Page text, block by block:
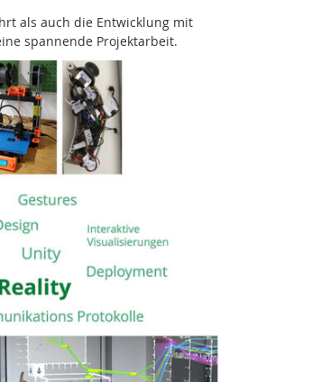
als auch die Entwicklung mit
spannende Projektarbeit.